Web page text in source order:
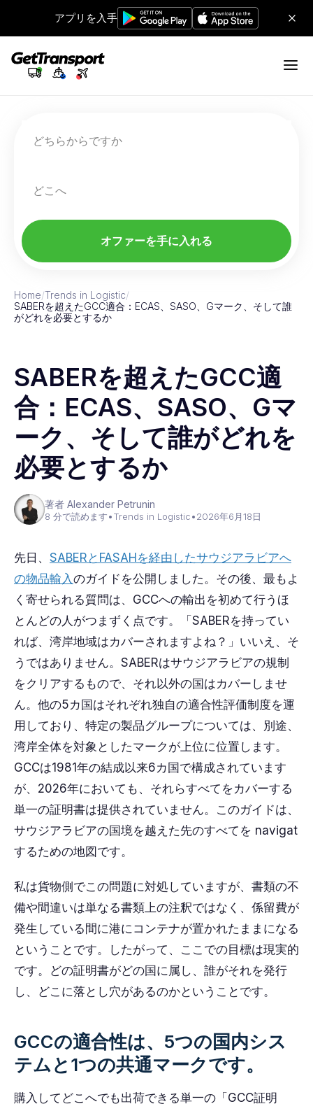
アプリを入手
どちらからですか
どこへ
オファーを手に入れる
Home/Trends in Logistic/
SABERを超えたGCC適合：ECAS、SASO、Gマーク、そして誰
がどれを必要とするか
SABERを超えたGCC適
合：ECAS、SASO、Gマ
ーク、そして誰がどれを
必要とするか
著者 Alexander Petrunin
8 分で読めます•Trends in Logistic•2026年6月18日
先日、 SABERとFASAHを経由したサウジアラビアへ
の物品輸入のガイドを公開しました。その後、最もよ
く寄せられる質問は、GCCへの輸出を初めて行うほ
とんどの人がつまずく点です。「SABERを持ってい
れば、湾岸地域はカバーされますよね？」いいえ、そ
うではありません。SABERはサウジアラビアの規制
をクリアするもので、それ以外の国はカバーしませ
ん。他の5カ国はそれぞれ独自の適合性評価制度を運
用しており、特定の製品グループについては、別途、
湾岸全体を対象としたマークが上位に位置します。
GCCは1981年の結成以来6カ国で構成されています
が、2026年においても、それらすべてをカバーする
単一の証明書は提供されていません。このガイドは、
サウジアラビアの国境を越えた先のすべてを navigat
するための地図です。
私は貨物側でこの問題に対処していますが、書類の不
備や間違いは単なる書類上の注釈ではなく、係留費が
発生している間に港にコンテナが置かれたままになる
ということです。したがって、ここでの目標は現実的
です。どの証明書がどの国に属し、誰がそれを発行
し、どこに落とし穴があるのかということです。
GCCの適合性は、5つの国内シス
テムと1つの共通マークです。
購入してどこへでも出荷できる単一の「GCC証明